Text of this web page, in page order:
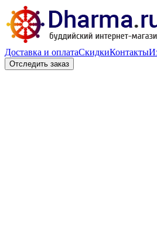
Доставка и оплатаСкидкиКонтакты
Отследить заказ